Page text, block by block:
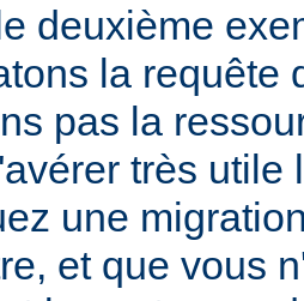
deuxième
la requête
pas la
très utile
une
et que vous